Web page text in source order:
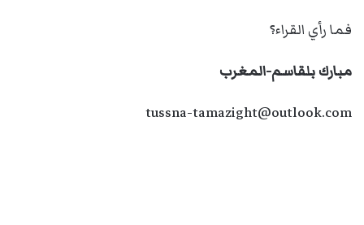
فما رأي القراء؟
مبارك بلقاسم-المغرب
tussna-tamazight@outlook.com